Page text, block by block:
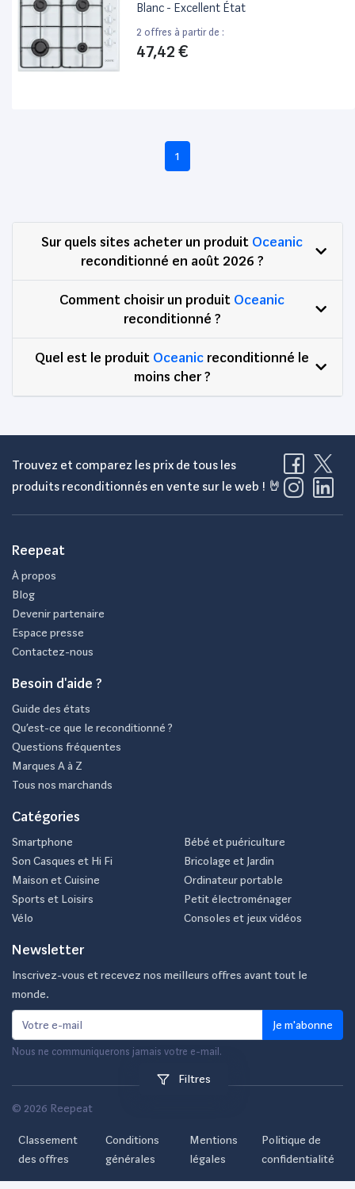
Filtres
Blanc - Excellent État
2 offres à partir de :
47,42 €
1
Sur quels sites acheter un produit Oceanic
reconditionné en août 2026 ?
Comment choisir un produit Oceanic
reconditionné ?
Quel est le produit Oceanic reconditionné le
moins cher ?
Trouvez et comparez les prix de tous les
produits reconditionnés en vente sur le web ! 🤘
Reepeat
À propos
Blog
Devenir partenaire
Espace presse
Contactez-nous
Besoin d'aide ?
Guide des états
Qu’est-ce que le reconditionné ?
Questions fréquentes
Marques A à Z
Tous nos marchands
Catégories
Smartphone
Son Casques et Hi Fi
Maison et Cuisine
Sports et Loisirs
Vélo
Bébé et puériculture
Bricolage et Jardin
Ordinateur portable
Petit électroménager
Consoles et jeux vidéos
Newsletter
Inscrivez-vous et recevez nos meilleurs offres avant tout le
monde.
Je m'abonne
Nous ne communiquerons jamais votre e-mail.
© 2026 Reepeat
Classement
des offres
Conditions
générales
Mentions
légales
Politique de
confidentialité